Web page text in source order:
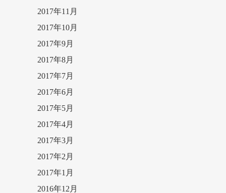
2017年11月
2017年10月
2017年9月
2017年8月
2017年7月
2017年6月
2017年5月
2017年4月
2017年3月
2017年2月
2017年1月
2016年12月